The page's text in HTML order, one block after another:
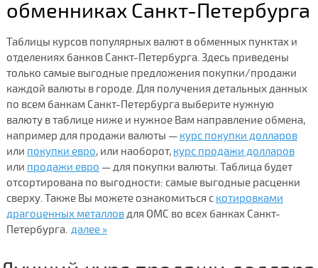
действие: Продать Купить
Поиск
обменниках Санкт-Петербурга
Таблицы курсов популярных валют в обменных пунктах и
отделениях банков Санкт-Петербурга. Здесь приведены
только самые выгодные предложения покупки/продажи
каждой валюты в городе. Для получения детальных данных
по всем банкам Санкт-Петербурга выберите нужную
валюту в таблице ниже и нужное Вам направление обмена,
например для продажи валюты — курс покупки долларов
или покупки евро, или наоборот, курс продажи долларов
или продажи евро — для покупки валюты. Таблица будет
отсортирована по выгодности: самые выгодные расценки
сверху. Также Вы можете ознакомиться с котировками
драгоценных металловдля ОМС во всех банках Санкт-
Петербурга. далее »